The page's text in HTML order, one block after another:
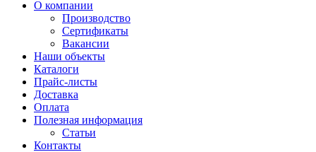
О компании
Производство
Сертификаты
Вакансии
Наши объекты
Каталоги
Прайс-листы
Доставка
Оплата
Полезная информация
Статьи
Контакты